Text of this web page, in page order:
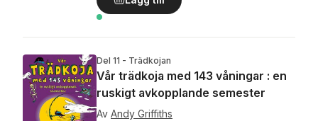
Del 11 - Trädkojan
Vår trädkoja med 143 våningar : en
ruskigt avkopplande semester
Av Andy Griffiths